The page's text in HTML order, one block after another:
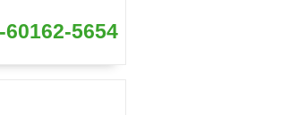
60162-5654